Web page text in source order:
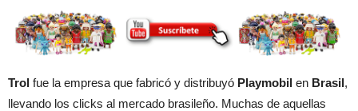
Trol fue la empresa que fabricó y distribuyó Playmobil en Brasil,
llevando los clicks al mercado brasileño. Muchas de aquellas